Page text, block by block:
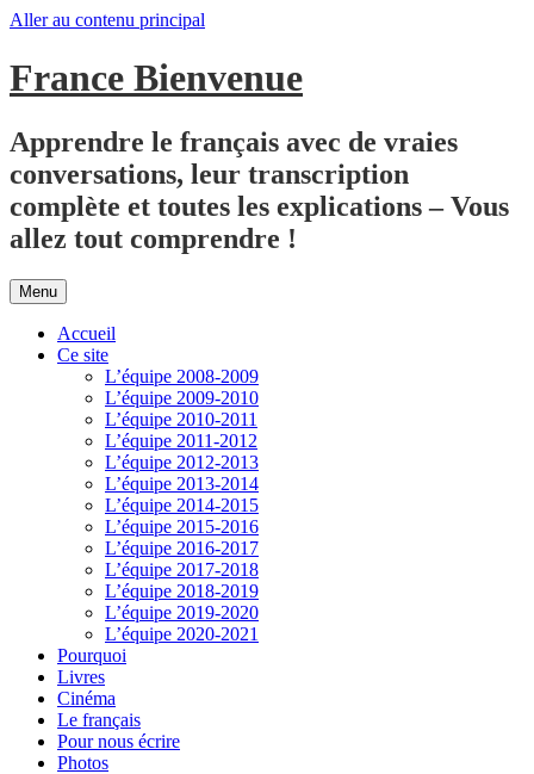
Aller au contenu principal
France Bienvenue
Apprendre le français avec de vraies
conversations, leur transcription
complète et toutes les explications – Vous
allez tout comprendre !
Menu
Accueil
Ce site
L’équipe 2008-2009
L’équipe 2009-2010
L’équipe 2010-2011
L’équipe 2011-2012
L’équipe 2012-2013
L’équipe 2013-2014
L’équipe 2014-2015
L’équipe 2015-2016
L’équipe 2016-2017
L’équipe 2017-2018
L’équipe 2018-2019
L’équipe 2019-2020
L’équipe 2020-2021
Pourquoi
Livres
Cinéma
Le français
Pour nous écrire
Photos